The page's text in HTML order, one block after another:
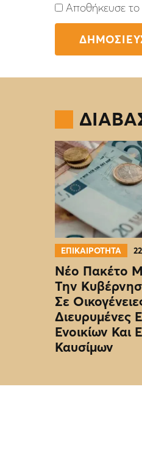
Αποθήκευσε
ΕΠΙΚΑΙΡΟΤΗΤΑ
Νέο Πακέτο
Την
Σε
Διευρυμένες
Ενοικίων Και
Καυσίμων